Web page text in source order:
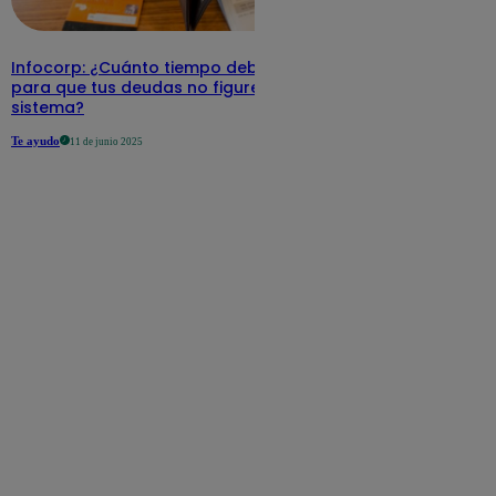
Infocorp: ¿Cuánto tiempo debe pasar
para que tus deudas no figuren en su
sistema?
Te ayudo 11 de junio 2025